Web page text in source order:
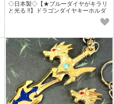
◇日本製◇【★ブルーダイヤがキラリ
と光る !!】ドラゴンダイヤキーホルダ